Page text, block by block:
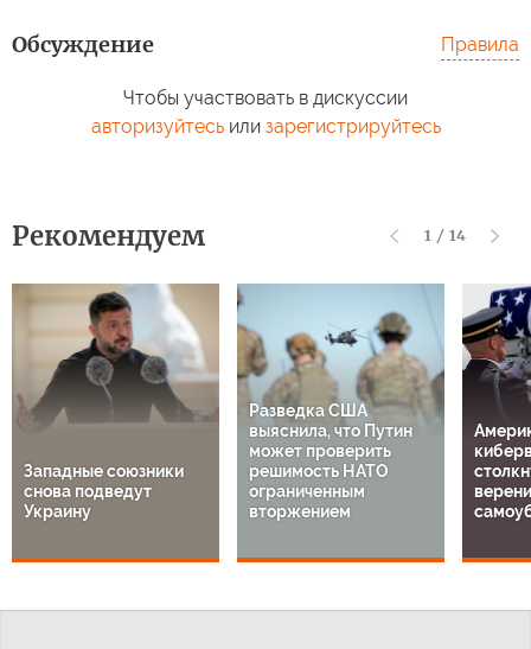
Обсуждение Правила
Чтобы участвовать в дискуссии
авторизуйтесьили зарегистрируйтесь
Рекомендуем 1 / 14
Западные союзники
снова подведут
Украину
Разведка США
выяснила, что Путин
может проверить
решимость НАТО
ограниченным
вторжением